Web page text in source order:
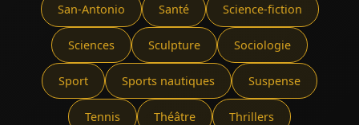
San-Antonio Santé Science-fiction
Sciences Sculpture Sociologie
Sport Sports nautiques Suspense
Tennis Théâtre Thrillers